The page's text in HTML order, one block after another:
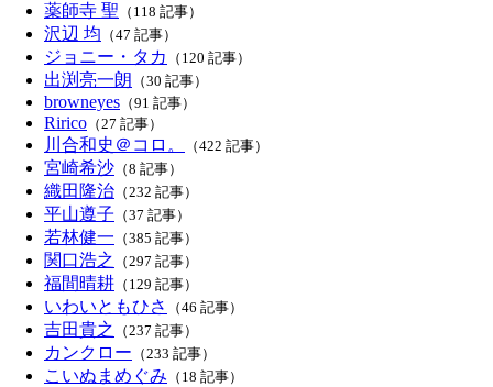
薬師寺 聖 （118 記事）
沢辺 均 （47 記事）
ジョニー・タカ （120 記事）
出渕亮一朗 （30 記事）
browneyes （91 記事）
Ririco （27 記事）
川合和史＠コロ。 （422 記事）
宮崎希沙 （8 記事）
織田隆治 （232 記事）
平山遵子 （37 記事）
若林健一 （385 記事）
関口浩之 （297 記事）
福間晴耕 （129 記事）
いわいともひさ （46 記事）
吉田貴之 （237 記事）
カンクロー （233 記事）
こいぬまめぐみ （18 記事）